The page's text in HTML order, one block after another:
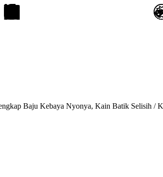
Baju Kebaya Nyonya, Kain Batik Selisih /